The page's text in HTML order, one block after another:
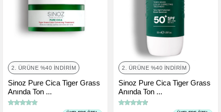
2. ÜRÜNE %40 İNDIRIM
Sinoz Pure Cica Tiger Grass
Anında Ton ...
2. ÜRÜNE %40 İNDIRIM
Sinoz Pure Cica Tiger Grass
Anında Ton ...